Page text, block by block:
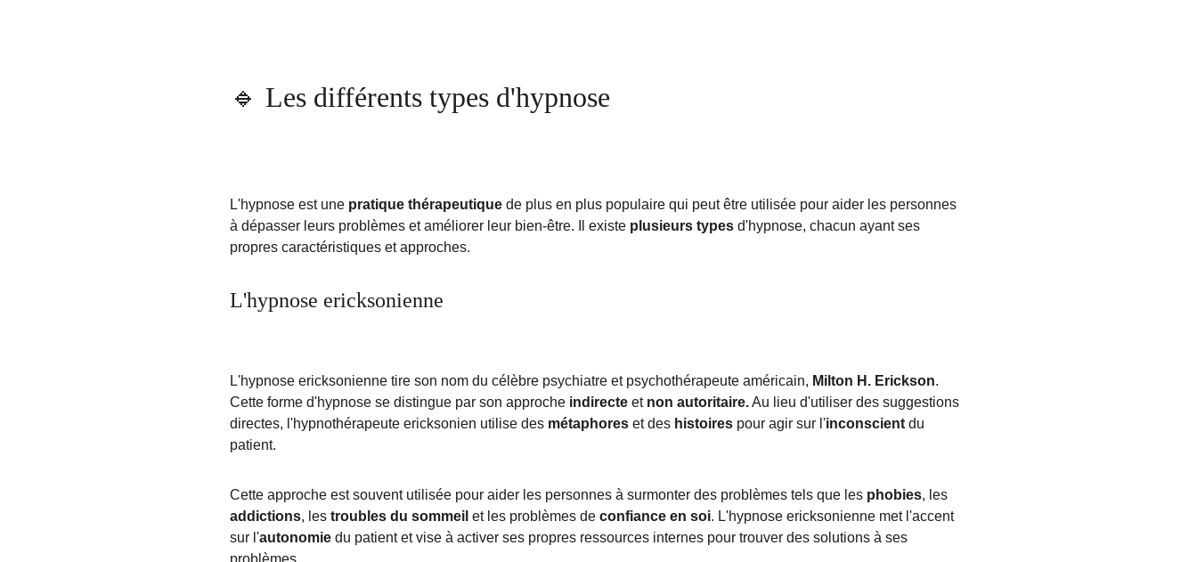
🔹 Les différents types d'hypnose
L'hypnose est une pratique thérapeutique de plus en plus populaire qui peut être utilisée pour aider les personnes
à dépasser leurs problèmes et améliorer leur bien-être. Il existe plusieurs types d'hypnose, chacun ayant ses
propres caractéristiques et approches.
L'hypnose ericksonienne
L'hypnose ericksonienne tire son nom du célèbre psychiatre et psychothérapeute américain, Milton H. Erickson.
Cette forme d'hypnose se distingue par son approche indirecte et non autoritaire. Au lieu d'utiliser des suggestions
directes, l'hypnothérapeute ericksonien utilise des métaphores et des histoires pour agir sur l'inconscient du
patient.
Cette approche est souvent utilisée pour aider les personnes à surmonter des problèmes tels que les phobies, les
addictions, les troubles du sommeil et les problèmes de confiance en soi. L'hypnose ericksonienne met l'accent
sur l'autonomie du patient et vise à activer ses propres ressources internes pour trouver des solutions à ses
problèmes.